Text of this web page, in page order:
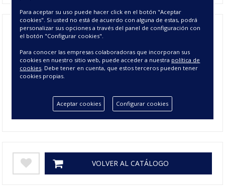
Tamaño
105 cm, 135 cm, 150 cm, 180 cm, 90
cm
125
VOLVER AL CATÁLOGO
Para aceptar su uso puede hacer click en el botón "Aceptar
cookies". Si usted no está de acuerdo con alguna de estas, podrá
personalizar sus opciones a través del panel de configuración con
el botón "Configurar cookies".
Para conocer las empresas colaboradoras que incorporan sus
cookies en nuestro sitio web, puede acceder a nuestra política de
cookies . Debe tener en cuenta, que estos terceros pueden tener
cookies propias.
Aceptar cookies Configurar cookies